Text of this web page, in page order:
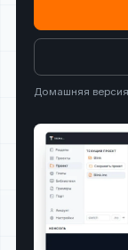
Домашняя